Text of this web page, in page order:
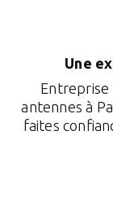
Une
Entreprise
antennes à
faites